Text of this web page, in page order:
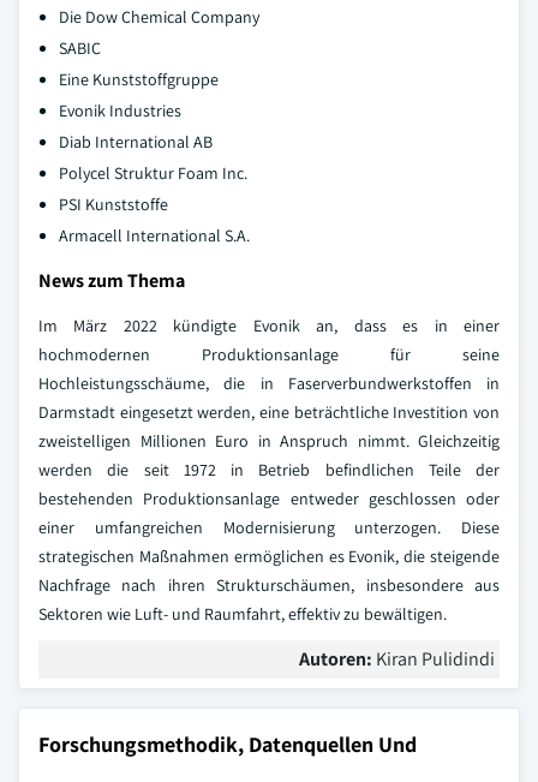
Die Dow Chemical Company
SABIC
Eine Kunststoffgruppe
Evonik Industries
Diab International AB
Polycel Struktur Foam Inc.
PSI Kunststoffe
Armacell International S.A.
News zum Thema
Im März 2022 kündigte Evonik an, dass es in einer
hochmodernen Produktionsanlage für seine
Hochleistungsschäume, die in Faserverbundwerkstoffen in
Darmstadt eingesetzt werden, eine beträchtliche Investition von
zweistelligen Millionen Euro in Anspruch nimmt. Gleichzeitig
werden die seit 1972 in Betrieb befindlichen Teile der
bestehenden Produktionsanlage entweder geschlossen oder
einer umfangreichen Modernisierung unterzogen. Diese
strategischen Maßnahmen ermöglichen es Evonik, die steigende
Nachfrage nach ihren Strukturschäumen, insbesondere aus
Sektoren wie Luft- und Raumfahrt, effektiv zu bewältigen.
Autoren: Kiran Pulidindi
Forschungsmethodik, Datenquellen Und